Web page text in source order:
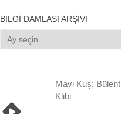
BILGI DAMLASI ARŞIVI
Bilgi
Damlası
Mavi Kuş:
Klibi